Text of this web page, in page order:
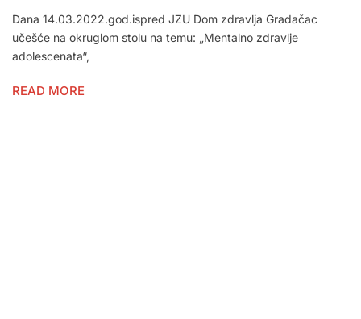
Dana 14.03.2022.god.ispred JZU Dom zdravlja Gradačac
učešće na okruglom stolu na temu: „Mentalno zdravlje
adolescenata“,
READ MORE